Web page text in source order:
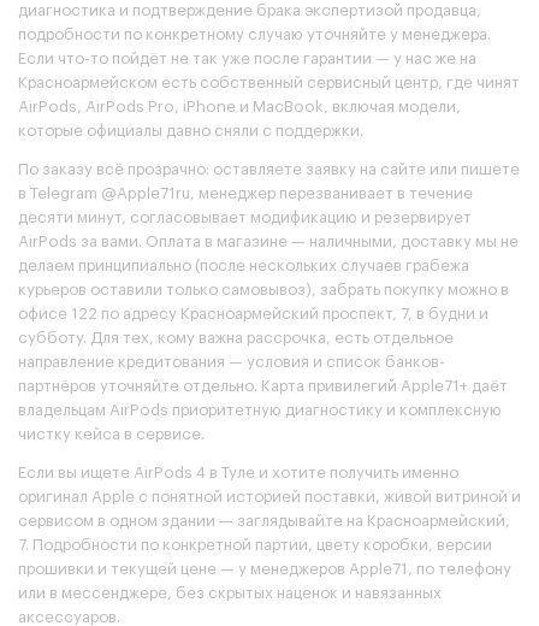
диагностика и подтверждение брака экспертизой продавца,
подробности по конкретному случаю уточняйте у менеджера.
Если что-то пойдёт не так уже после гарантии — у нас же на
Красноармейском есть собственный сервисный центр, где чинят
AirPods, AirPods Pro, iPhone и MacBook, включая модели,
которые официалы давно сняли с поддержки.
По заказу всё прозрачно: оставляете заявку на сайте или пишете
в Telegram @Apple71ru, менеджер перезванивает в течение
десяти минут, согласовывает модификацию и резервирует
AirPods за вами. Оплата в магазине — наличными, доставку мы не
делаем принципиально (после нескольких случаев грабежа
курьеров оставили только самовывоз), забрать покупку можно в
офисе 122 по адресу Красноармейский проспект, 7, в будни и
субботу. Для тех, кому важна рассрочка, есть отдельное
направление кредитования — условия и список банков-
партнёров уточняйте отдельно. Карта привилегий Apple71+ даёт
владельцам AirPods приоритетную диагностику и комплексную
чистку кейса в сервисе.
Если вы ищете AirPods 4 в Туле и хотите получить именно
оригинал Apple с понятной историей поставки, живой витриной и
сервисом в одном здании — заглядывайте на Красноармейский,
7. Подробности по конкретной партии, цвету коробки, версии
прошивки и текущей цене — у менеджеров Apple71, по телефону
или в мессенджере, без скрытых наценок и навязанных
аксессуаров.